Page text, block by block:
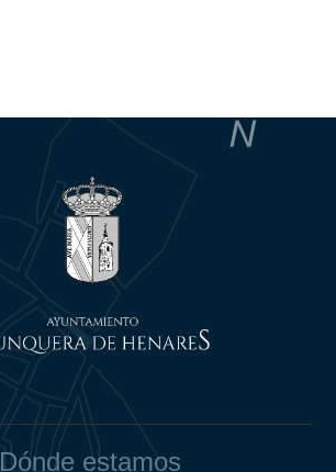
Dónde estamos